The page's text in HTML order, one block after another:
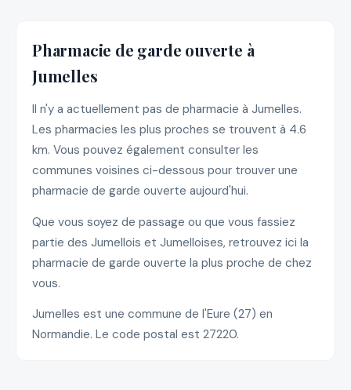
Pharmacie de garde ouverte à
Jumelles
Il n'y a actuellement pas de pharmacie à Jumelles.
Les pharmacies les plus proches se trouvent à 4.6
km. Vous pouvez également consulter les
communes voisines ci-dessous pour trouver une
pharmacie de garde ouverte aujourd'hui.
Que vous soyez de passage ou que vous fassiez
partie des Jumellois et Jumelloises, retrouvez ici la
pharmacie de garde ouverte la plus proche de chez
vous.
Jumelles est une commune de l'Eure (27) en
Normandie. Le code postal est 27220.